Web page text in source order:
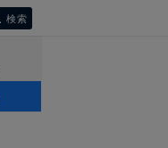
検索